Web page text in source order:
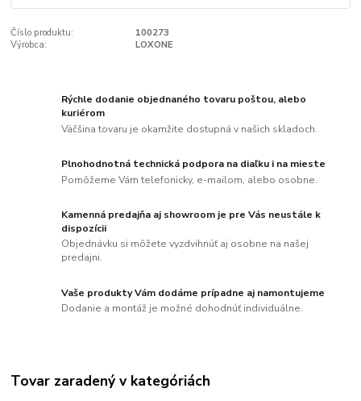
Číslo produktu:
100273
Výrobca:
LOXONE
Rýchle dodanie objednaného tovaru poštou, alebo
kuriérom
Väčšina tovaru je okamžite dostupná v našich skladoch.
Plnohodnotná technická podpora na diaľku i na mieste
Pomôžeme Vám telefonicky, e-mailom, alebo osobne.
Kamenná predajňa aj showroom je pre Vás neustále k
dispozícii
Objednávku si môžete vyzdvihnúť aj osobne na našej
predajni.
Vaše produkty Vám dodáme prípadne aj namontujeme
Dodanie a montáž je možné dohodnúť individuálne.
Tovar zaradený v kategóriách